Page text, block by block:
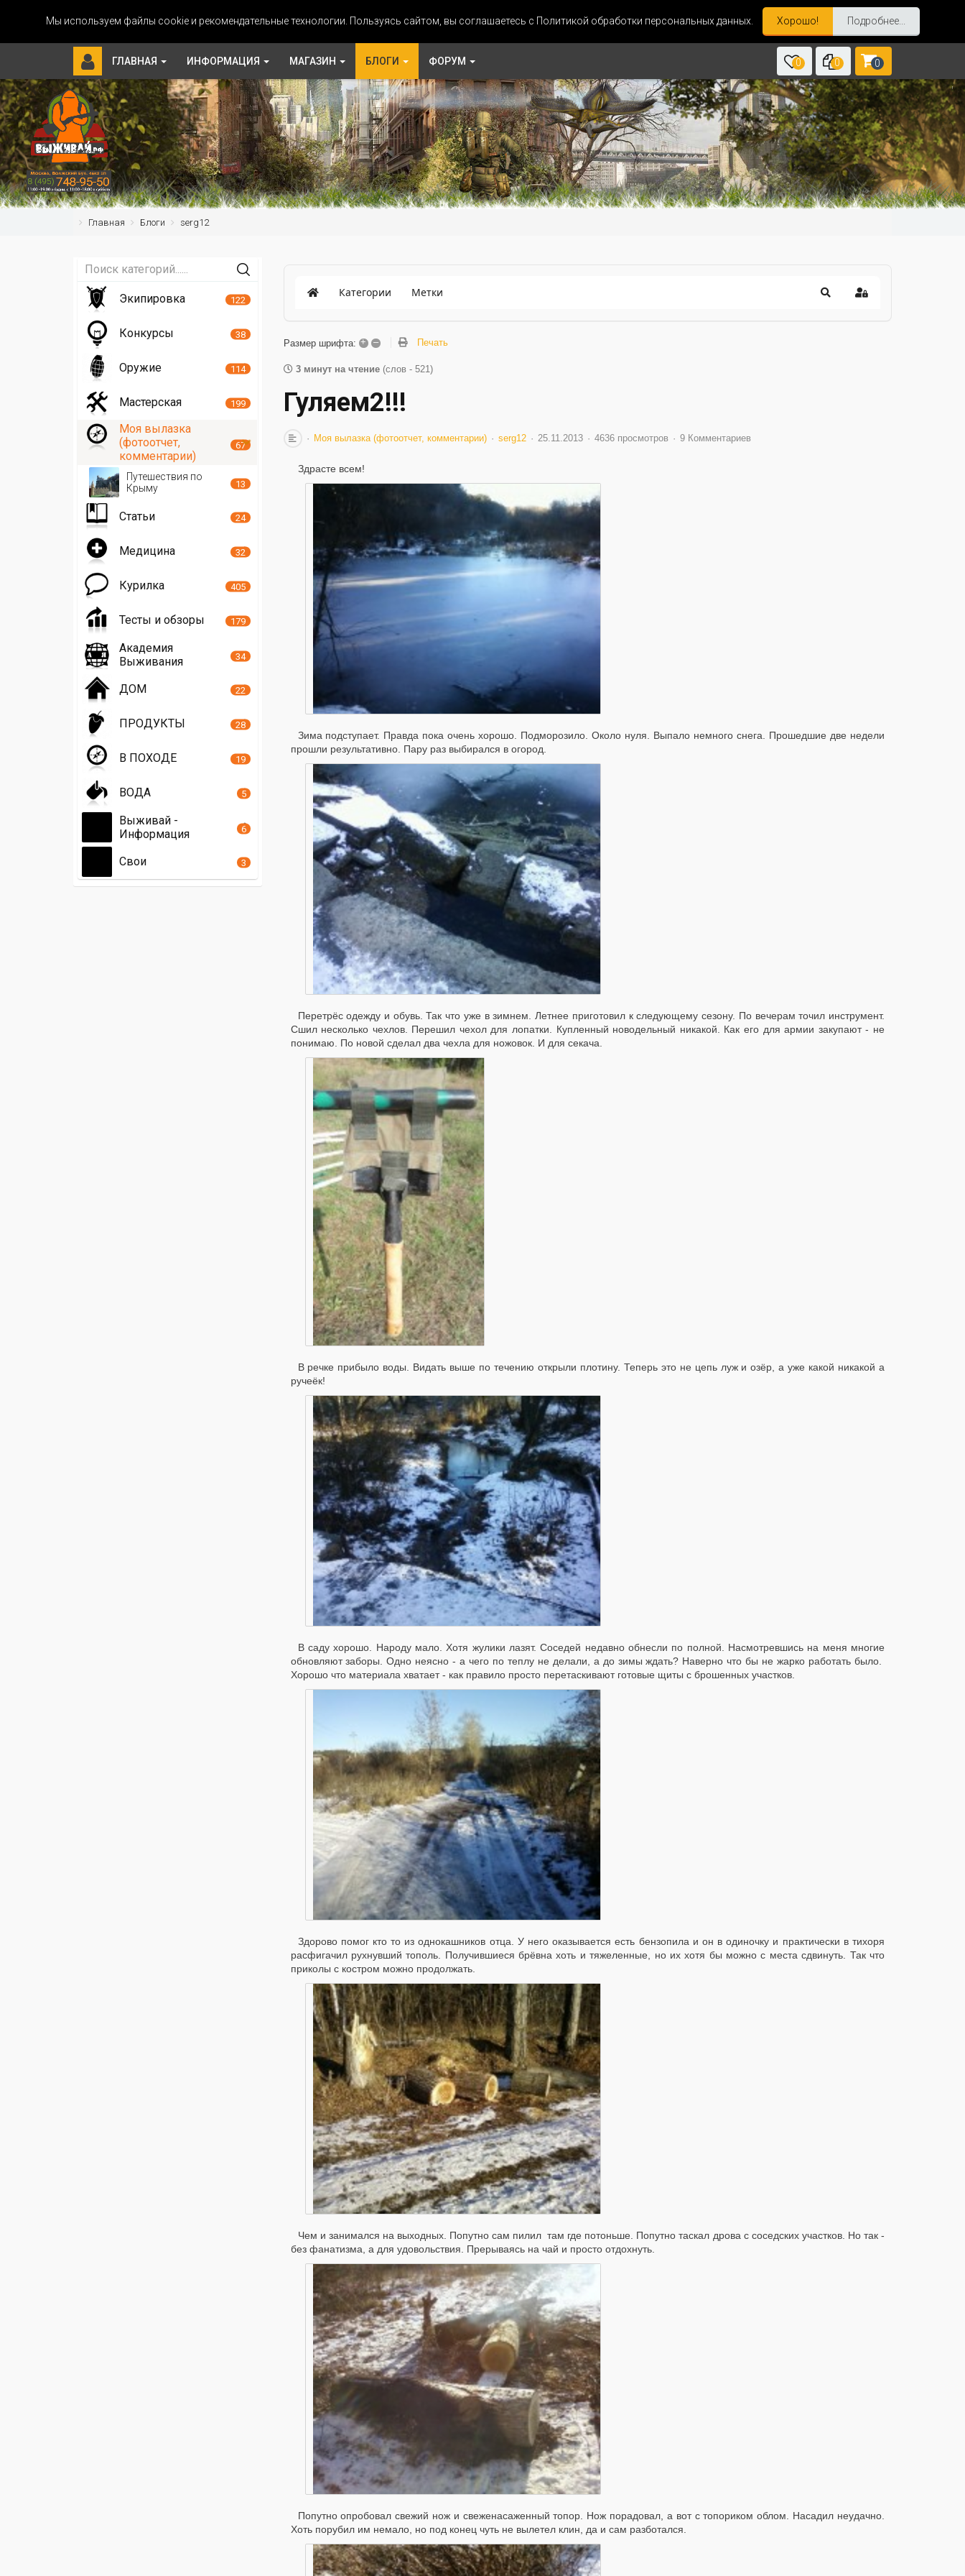
Мы используем файлы cookie и рекомендательные технологии. Пользуясь сайтом, вы соглашаетесь с Политикой обработки персональных данных. Хорошо! Подробнее...
ГЛАВНАЯ ИНФОРМАЦИЯ МАГАЗИН БЛОГИ ФОРУМ 0 0 0
Главная Блоги serg12
Категории Метки
Размер шрифта: + – Печать
3 минут на чтение (слов - 521)
Гуляем2!!!
Моя вылазка (фотоотчет, комментарии) serg12 25.11.2013 4636 просмотров 9 Комментариев
Здрасте всем!
Зима подступает. Правда пока очень хорошо. Подморозило. Около нуля. Выпало немного снега. Прошедшие две недели
прошли результативно. Пару раз выбирался в огород.
Перетрёс одежду и обувь. Так что уже в зимнем. Летнее приготовил к следующему сезону. По вечерам точил инструмент.
Сшил несколько чехлов. Перешил чехол для лопатки. Купленный новодельный никакой. Как его для армии закупают - не
понимаю. По новой сделал два чехла для ножовок. И для секача.
В речке прибыло воды. Видать выше по течению открыли плотину. Теперь это не цепь луж и озёр, а уже какой никакой а
ручеёк!
В саду хорошо. Народу мало. Хотя жулики лазят. Соседей недавно обнесли по полной. Насмотревшись на меня многие
обновляют заборы. Одно неясно - а чего по теплу не делали, а до зимы ждать? Наверно что бы не жарко работать было.
Хорошо что материала хватает - как правило просто перетаскивают готовые щиты с брошенных участков.
Здорово помог кто то из однокашников отца. У него оказывается есть бензопила и он в одиночку и практически в тихоря
расфигачил рухнувший тополь. Получившиеся брёвна хоть и тяжеленные, но их хотя бы можно с места сдвинуть. Так что
приколы с костром можно продолжать.
Чем и занимался на выходных. Попутно сам пилил там где потоньше. Попутно таскал дрова с соседских участков. Но так -
без фанатизма, а для удовольствия. Прерываясь на чай и просто отдохнуть.
Попутно опробовал свежий нож и свеженасаженный топор. Нож порадовал, а вот с топориком облом. Насадил неудачно.
Хоть порубил им немало, но под конец чуть не вылетел клин, да и сам разботался.
Экипировка 122
Конкурсы 38
Оружие 114
Мастерская 199
Моя вылазка
(фотоотчет,
комментарии)
67
Путешествия по
Крыму
13
Статьи 24
Медицина 32
Курилка 405
Тесты и обзоры 179
Академия
Выживания
34
ДОМ 22
ПРОДУКТЫ 28
В ПОХОДЕ 19
ВОДА 5
Выживай -
Информация
6
Свои 3